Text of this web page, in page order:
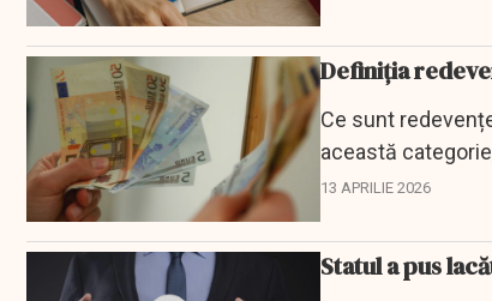
Definiția
Ce sunt
această
13 APRILIE 2026
Statul a pus